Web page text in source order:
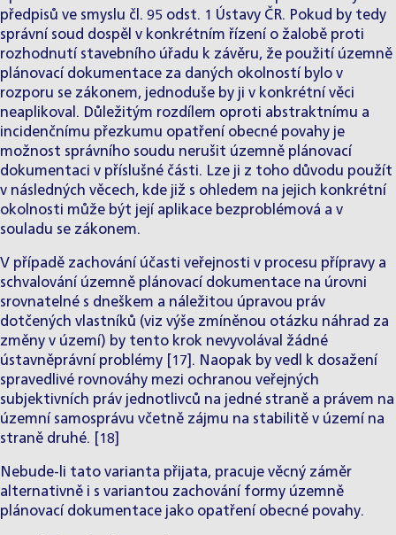
předpisů ve smyslu čl. 95 odst. 1 Ústavy ČR. Pokud by tedy
správní soud dospěl v konkrétním řízení o žalobě proti
rozhodnutí stavebního úřadu k závěru, že použití územně
plánovací dokumentace za daných okolností bylo v
rozporu se zákonem, jednoduše by ji v konkrétní věci
neaplikoval. Důležitým rozdílem oproti abstraktnímu a
incidenčnímu přezkumu opatření obecné povahy je
možnost správního soudu nerušit územně plánovací
dokumentaci v příslušné části. Lze ji z toho důvodu použít
v následných věcech, kde již s ohledem na jejich konkrétní
okolnosti může být její aplikace bezproblémová a v
souladu se zákonem.
V případě zachování účasti veřejnosti v procesu přípravy a
schvalování územně plánovací dokumentace na úrovni
srovnatelné s dneškem a náležitou úpravou práv
dotčených vlastníků (viz výše zmíněnou otázku náhrad za
změny v území) by tento krok nevyvolával žádné
ústavněprávní problémy [17]. Naopak by vedl k dosažení
spravedlivé rovnováhy mezi ochranou veřejných
subjektivních práv jednotlivců na jedné straně a právem na
územní samosprávu včetně zájmu na stabilitě v území na
straně druhé. [18]
Nebude-li tato varianta přijata, pracuje věcný záměr
alternativně i s variantou zachování formy územně
plánovací dokumentace jako opatření obecné povahy.